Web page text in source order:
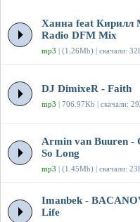
Ханна feat Кирилл
Radio DFM Mix
mp3 | (1.26Mb) | скачали:
DJ DimixeR - Faith
mp3 | 706.97Kb | скачали:
Armin van Buuren -
So Long
mp3 | (1.45Mb) | скачали:
Imanbek -
Life